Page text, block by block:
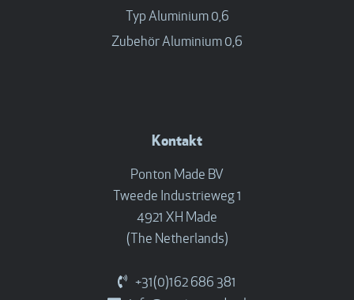
Typ Aluminium 0,6
Zubehör Aluminium 0,6
Kontakt
Ponton Made BV
Tweede Industrieweg 1
4921 XH Made
(The Netherlands)
+31(0)162 686 381